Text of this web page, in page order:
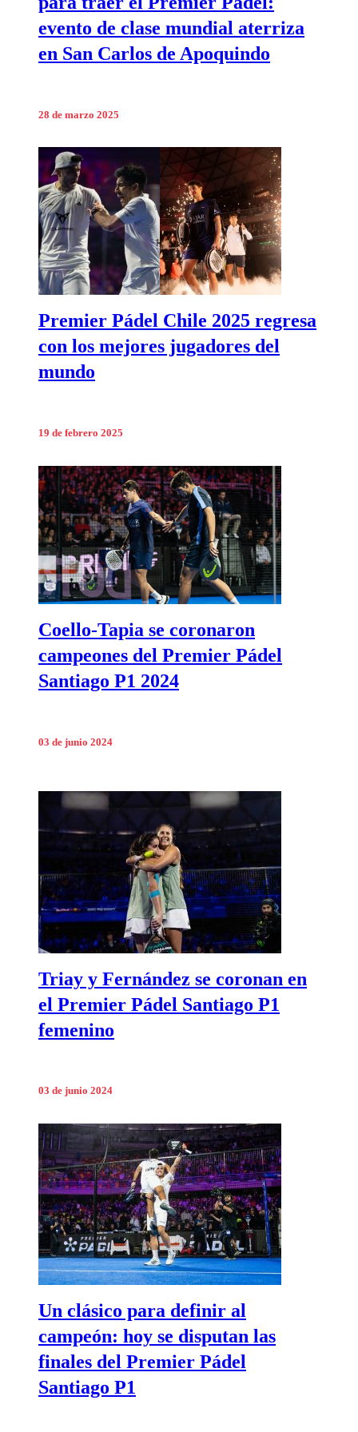
evento de clase mundial aterriza
en San Carlos de Apoquindo
28 de marzo 2025
Premier Pádel Chile 2025 regresa
con los mejores jugadores del
mundo
19 de febrero 2025
Coello-Tapia se coronaron
campeones del Premier Pádel
Santiago P1 2024
03 de junio 2024
Triay y Fernández se coronan en
el Premier Pádel Santiago P1
femenino
03 de junio 2024
Un clásico para definir al
campeón: hoy se disputan las
finales del Premier Pádel
Santiago P1